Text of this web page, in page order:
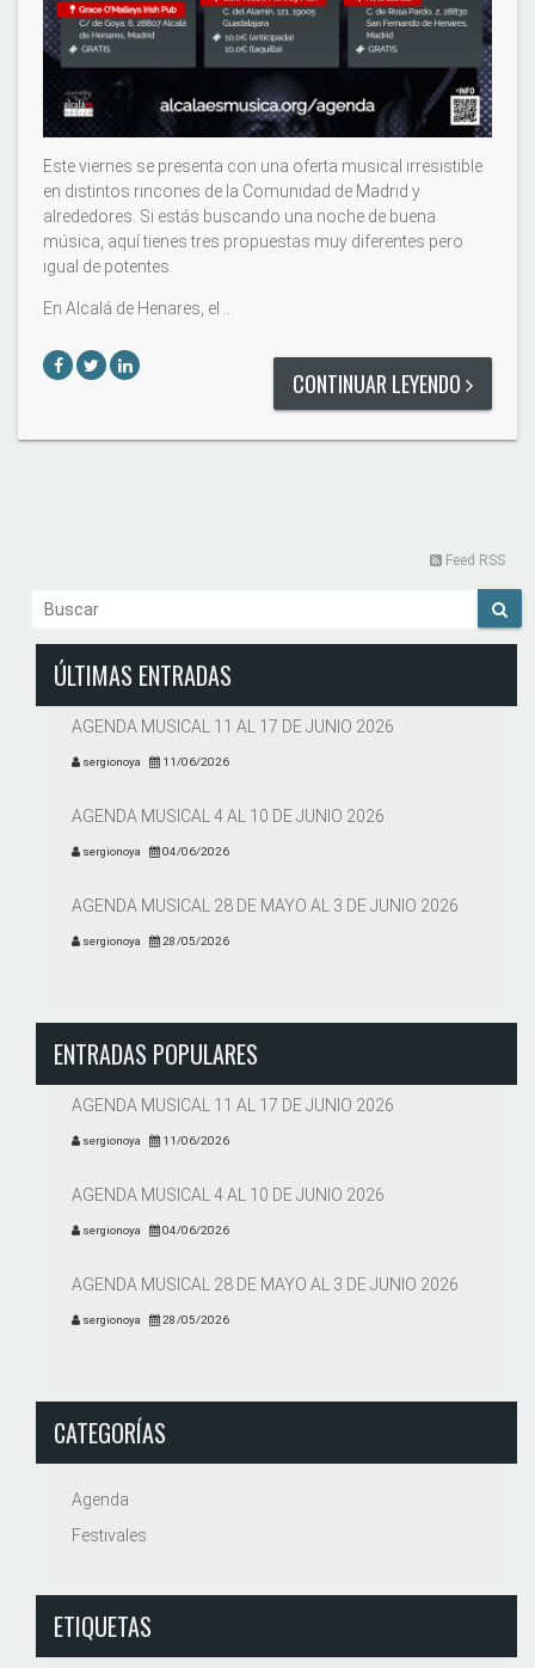
Este viernes se presenta con una oferta musical irresistible
en distintos rincones de la Comunidad de Madrid y
alrededores. Si estás buscando una noche de buena
música, aquí tienes tres propuestas muy diferentes pero
igual de potentes.
En Alcalá de Henares, el …
CONTINUAR LEYENDO
Feed RSS
ÚLTIMAS ENTRADAS
AGENDA MUSICAL 11 AL 17 DE JUNIO 2026
sergionoya 11/06/2026
AGENDA MUSICAL 4 AL 10 DE JUNIO 2026
sergionoya 04/06/2026
AGENDA MUSICAL 28 DE MAYO AL 3 DE JUNIO 2026
sergionoya 28/05/2026
ENTRADAS POPULARES
AGENDA MUSICAL 11 AL 17 DE JUNIO 2026
sergionoya 11/06/2026
AGENDA MUSICAL 4 AL 10 DE JUNIO 2026
sergionoya 04/06/2026
AGENDA MUSICAL 28 DE MAYO AL 3 DE JUNIO 2026
sergionoya 28/05/2026
CATEGORÍAS
Agenda
Festivales
ETIQUETAS